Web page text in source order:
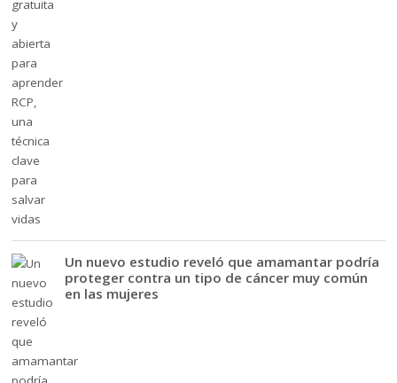
Un nuevo estudio reveló que amamantar podría
proteger contra un tipo de cáncer muy común
en las mujeres